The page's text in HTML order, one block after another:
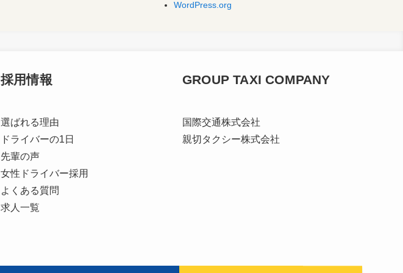
WordPress.org
採用情報
選ばれる理由
ドライバーの1日
先輩の声
女性ドライバー採用
よくある質問
求人一覧
GROUP TAXI COMPANY
国際交通株式会社
親切タクシー株式会社